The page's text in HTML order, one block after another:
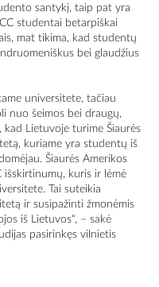
santykį, taip pat yra
studentai betarpiškai
mat tikima, kad studentų
bei glaudžius
universitete, tačiau
nuo šeimos bei draugų,
Lietuvoje turime Šiaurės
kuriame yra studentų iš
Šiaurės Amerikos
išskirtinumų, kuris ir lėmė
Tai suteikia
ir susipažinti žmonėmis
iš Lietuvos“, – sakė
pasirinkęs vilnietis